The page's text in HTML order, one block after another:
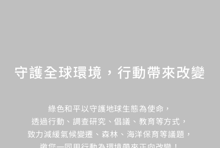
守護全球環境，行動帶來改變
綠色和平以守護地球生態為使命，
透過行動、調查研究、倡議、教育等方式，
致力減緩氣候變遷、森林、海洋保育等議題，